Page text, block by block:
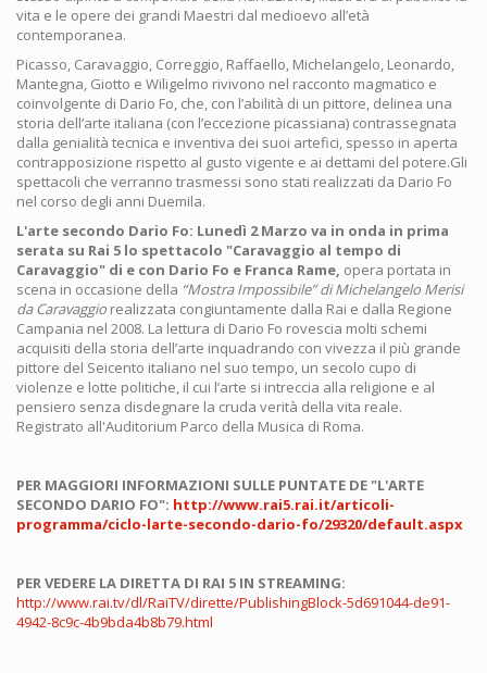
vita e le opere dei grandi Maestri dal medioevo all’età
contemporanea.
Picasso, Caravaggio, Correggio, Raffaello, Michelangelo, Leonardo,
Mantegna, Giotto e Wiligelmo rivivono nel racconto magmatico e
coinvolgente di Dario Fo, che, con l’abilità di un pittore, delinea una
storia dell’arte italiana (con l’eccezione picassiana) contrassegnata
dalla genialità tecnica e inventiva dei suoi artefici, spesso in aperta
contrapposizione rispetto al gusto vigente e ai dettami del potere.Gli
spettacoli che verranno trasmessi sono stati realizzati da Dario Fo
nel corso degli anni Duemila.
L'arte secondo Dario Fo: Lunedì 2 Marzo va in onda in prima
serata su Rai 5 lo spettacolo "Caravaggio al tempo di
Caravaggio" di e con Dario Fo e Franca Rame, opera portata in
scena in occasione della “Mostra Impossibile” di Michelangelo Merisi
da Caravaggio realizzata congiuntamente dalla Rai e dalla Regione
Campania nel 2008. La lettura di Dario Fo rovescia molti schemi
acquisiti della storia dell’arte inquadrando con vivezza il più grande
pittore del Seicento italiano nel suo tempo, un secolo cupo di
violenze e lotte politiche, il cui l’arte si intreccia alla religione e al
pensiero senza disdegnare la cruda verità della vita reale.
Registrato all'Auditorium Parco della Musica di Roma.
PER MAGGIORI INFORMAZIONI SULLE PUNTATE DE "L'ARTE
SECONDO DARIO FO": http://www.rai5.rai.it/articoli-
programma/ciclo-larte-secondo-dario-fo/29320/default.aspx
PER VEDERE LA DIRETTA DI RAI 5 IN STREAMING:
http://www.rai.tv/dl/RaiTV/dirette/PublishingBlock-5d691044-de91-
4942-8c9c-4b9bda4b8b79.html